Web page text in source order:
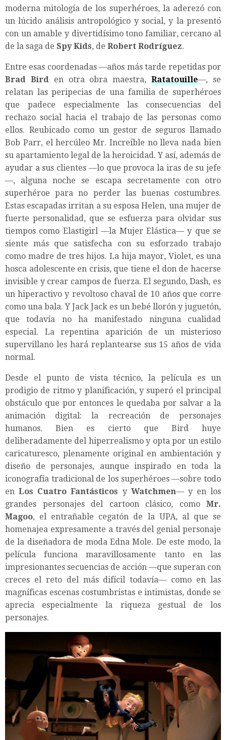
moderna mitología de los superhéroes, la aderezó con
un lúcido análisis antropológico y social, y la presentó
con un amable y divertidísimo tono familiar, cercano al
de la saga de Spy Kids, de Robert Rodríguez.
Entre esas coordenadas —años más tarde repetidas por
Brad Birden otra obra maestra,Ratatouille—, se
relatan las peripecias de una familia de superhéroes
que padece especialmente las consecuencias del
rechazo social hacia el trabajo de las personas como
ellos. Reubicado como un gestor de seguros llamado
Bob Parr, el hercúleo Mr. Increíble no lleva nada bien
su apartamiento legal de la heroicidad. Y así, además de
ayudar a sus clientes —lo que provoca la iras de su jefe
—, alguna noche se escapa secretamente con otro
superhéroe para no perder las buenas costumbres.
Estas escapadas irritan a su esposa Helen, una mujer de
fuerte personalidad, que se esfuerza para olvidar sus
tiempos como Elastigirl —la Mujer Elástica— y que se
siente más que satisfecha con su esforzado trabajo
como madre de tres hijos. La hija mayor, Violet, es una
hosca adolescente en crisis, que tiene el don de hacerse
invisible y crear campos de fuerza. El segundo, Dash, es
un hiperactivo y revoltoso chaval de 10 años que corre
como una bala. Y Jack Jack es un bebé llorón y juguetón,
que todavía no ha manifestado ninguna cualidad
especial. La repentina aparición de un misterioso
supervillano les hará replantearse sus 15 años de vida
normal.
Desde el punto de vista técnico, la película es un
prodigio de ritmo y planificación, y superó el principal
obstáculo que por entonces le quedaba por salvar a la
animación digital: la recreación de personajes
humanos. Bien es cierto que Bird huye
deliberadamente del hiperrealismo y opta por un estilo
caricaturesco, plenamente original en ambientación y
diseño de personajes, aunque inspirado en toda la
iconografía tradicional de los superhéroes —sobre todo
en Los Cuatro Fantásticos y Watchmen— y en los
grandes personajes del cartoon clásico, como Mr.
Magoo, el entrañable cegatón de la UPA, al que se
homenajea expresamente a través del genial personaje
de la diseñadora de moda Edna Mole. De este modo, la
película funciona maravillosamente tanto en las
impresionantes secuencias de acción —que superan con
creces el reto del más difícil todavía— como en las
magníficas escenas costumbristas e intimistas, donde se
aprecia especialmente la riqueza gestual de los
personajes.